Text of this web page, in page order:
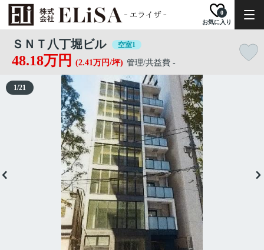
お気に入り
0
ＳＮＴ八丁堀ビル 空室1
48.18万円 (2.41万円/坪) 管理/共益費 -
1/21